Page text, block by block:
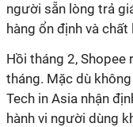
người sẵn lòng trả
hàng ổn định và
Hồi tháng 2, Shopee
tháng. Mặc dù
Tech in Asia nhận
hành vi người dùng